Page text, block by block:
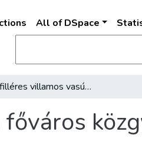
All of DSpace
A 20 filléres villamos vasúti tarifát a főváros közgyűlése leszavazta